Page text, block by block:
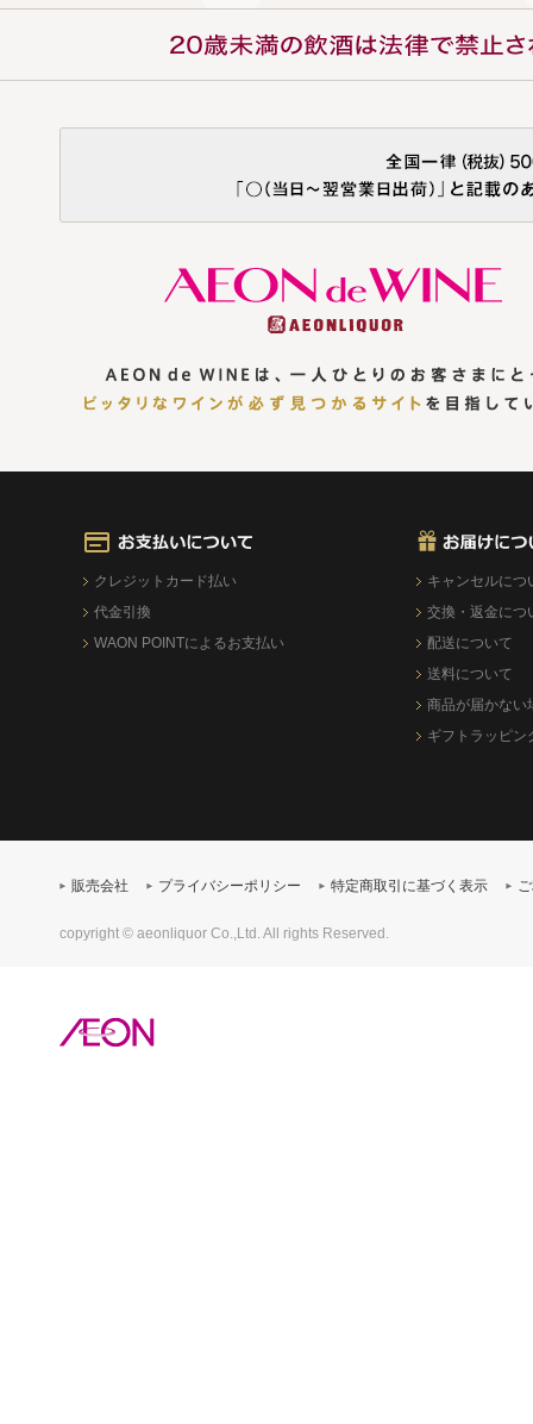
クレジットカード払い
代金引換
WAON POINTによるお支払い
キャンセルにつ
交換・返金につ
配送について
送料について
商品が届かない
ギフトラッピン
販売会社 プライバシーポリシー 特定商取引に基づく表示
copyright © aeonliquor Co.,Ltd. All rights Reserved.